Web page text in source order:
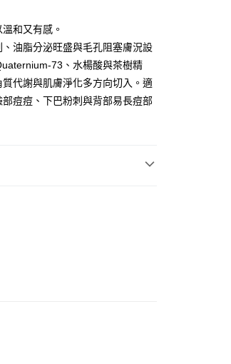
額後，即可完成結帳。
通知簡訊。
擊此簡訊中的連結，可透過四大超商
付款，方視為交易完成。
刻繳費，但若您需要取消訂單，請聯
消之訂單仍視為有效，需透過AFTEE
付 」之結帳頁面顯示為準，若有關於
人資料，並將交易相關給付款項請
人資訊註冊。若發現惡意使用之情
該用戶之使用額度並採取法律行
)免運費
)免運費
上)免運費
上)免運費
和又有感。
油脂分泌旺盛與毛孔阻塞膚況設
73、水楊酸與茶樹精
代謝與肌膚淨化多方向切入。適
痘痘、下巴粉刺與背部易長痘部